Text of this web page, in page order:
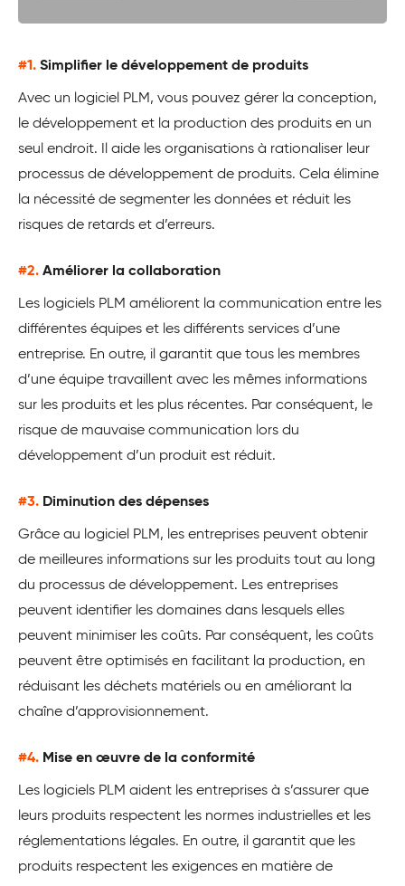
#1. Simplifier le développement de produits
Avec un logiciel PLM, vous pouvez gérer la conception,
le développement et la production des produits en un
seul endroit. Il aide les organisations à rationaliser leur
processus de développement de produits. Cela élimine
la nécessité de segmenter les données et réduit les
risques de retards et d’erreurs.
#2. Améliorer la collaboration
Les logiciels PLM améliorent la communication entre les
différentes équipes et les différents services d’une
entreprise. En outre, il garantit que tous les membres
d’une équipe travaillent avec les mêmes informations
sur les produits et les plus récentes. Par conséquent, le
risque de mauvaise communication lors du
développement d’un produit est réduit.
#3. Diminution des dépenses
Grâce au logiciel PLM, les entreprises peuvent obtenir
de meilleures informations sur les produits tout au long
du processus de développement. Les entreprises
peuvent identifier les domaines dans lesquels elles
peuvent minimiser les coûts. Par conséquent, les coûts
peuvent être optimisés en facilitant la production, en
réduisant les déchets matériels ou en améliorant la
chaîne d’approvisionnement.
#4. Mise en œuvre de la conformité
Les logiciels PLM aident les entreprises à s’assurer que
leurs produits respectent les normes industrielles et les
réglementations légales. En outre, il garantit que les
produits respectent les exigences en matière de